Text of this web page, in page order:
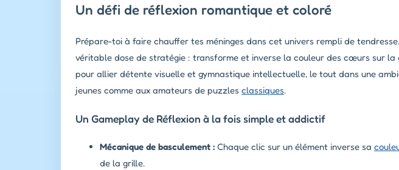
Un défi de réflexion romantique et coloré
Prépare-toi à faire chauffer tes méninges dans cet univers rempli de
véritable dose de stratégie : transforme et inverse la couleur des cœurs sur
pour allier détente visuelle et gymnastique intellectuelle, le tout dans une
jeunes comme aux amateurs de puzzles classiques.
Un Gameplay de Réflexion à la fois simple et addictif
Mécanique de basculement : Chaque clic sur un élément inverse sa
de la grille.